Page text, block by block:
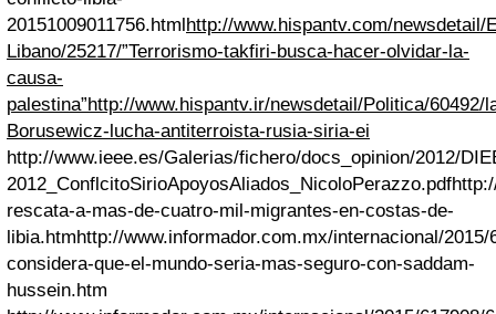
20151009011756.htmlhttp://www.hispantv.com/newsdetail/
Libano/25217/”Terrorismo-takfiri-busca-hacer-olvidar-la-
causa-
palestina”http://www.hispantv.ir/newsdetail/Politica/60492/
Borusewicz-lucha-antiterroista-rusia-siria-ei
http://www.ieee.es/Galerias/fichero/docs_opinion/2012/
2012_ConflcitoSirioApoyosAliados_NicoloPerazzo.pdf
rescata-a-mas-de-cuatro-mil-migrantes-en-costas-de-
libia.htmhttp://www.informador.com.mx/internacional/2015/
considera-que-el-mundo-seria-mas-seguro-con-saddam-
hussein.htm